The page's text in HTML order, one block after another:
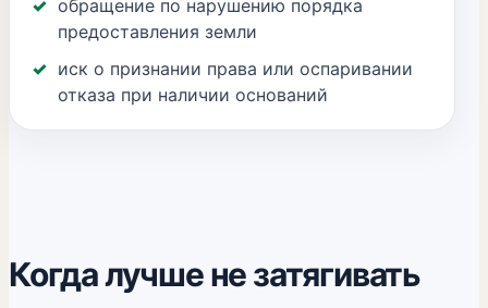
обращение по нарушению порядка
предоставления земли
иск о признании права или оспаривании
отказа при наличии оснований
Когда лучше не затягивать